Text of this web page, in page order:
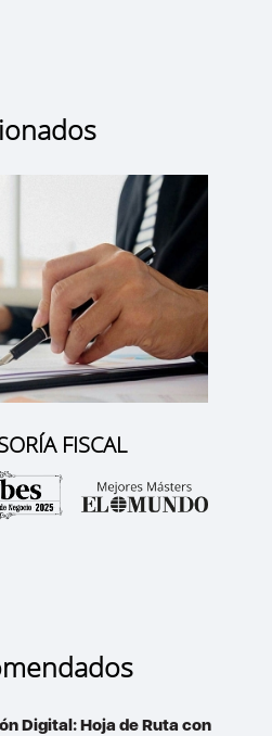
FISCAL
Digital: Hoja de Ruta con